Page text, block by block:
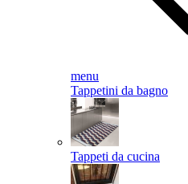
menu
Tappetini da bagno
Tappeti da cucina